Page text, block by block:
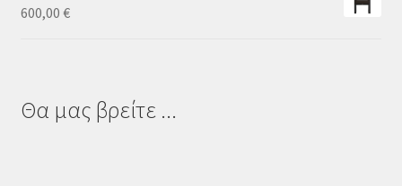
600,00 €
Θα μας βρείτε ...